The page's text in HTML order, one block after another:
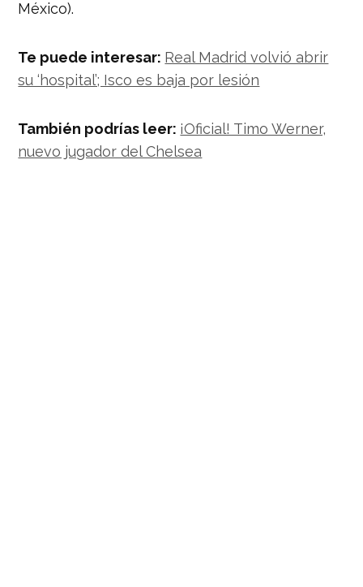
México).
Te puede interesar: Real Madrid volvió abrir
su ‘hospital’; Isco es baja por lesión
También podrías leer: ¡Oficial! Timo Werner,
nuevo jugador del Chelsea